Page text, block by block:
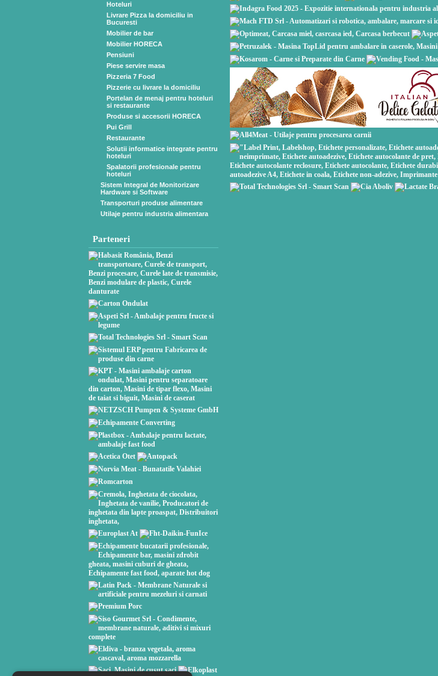
Hoteluri
Livrare Pizza la domiciliu in
Bucuresti
Mobilier de bar
Mobilier HORECA
Pensiuni
Piese servire masa
Pizzeria 7 Food
Pizzerie cu livrare la domiciliu
Portelan de menaj pentru hoteluri
si restaurante
Produse si accesorii HORECA
Pui Grill
Restaurante
Solutii informatice integrate pentru
hoteluri
Spalatorii profesionale pentru
hoteluri
Sistem Integral de Monitorizare
Hardware si Software
Transporturi produse alimentare
Utilaje pentru industria alimentara
Parteneri